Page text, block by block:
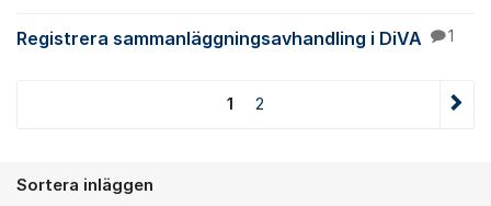
Registrera sammanläggningsavhandling i DiVA 1
1 2
Sortera inläggen